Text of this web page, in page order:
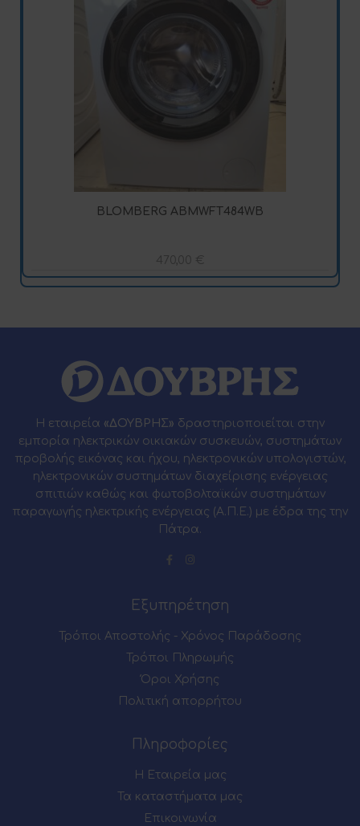
BLOMBERG ABMWFT484WB
470,00 €
Η εταιρεία «ΔΟΥΒΡΗΣ» δραστηριοποιείται στην
εμπορία ηλεκτρικών οικιακών συσκευών, συστημάτων
προβολής εικόνας και ήχου, ηλεκτρονικών υπολογιστών,
ηλεκτρονικών συστημάτων διαχείρισης ενέργειας
σπιτιών καθώς και φωτοβολταϊκών συστημάτων
παραγωγής ηλεκτρικής ενέργειας (Α.Π.Ε.) με έδρα της την
Πάτρα.
Εξυπηρέτηση
Τρόποι Αποστολής - Χρόνος Παράδοσης
Τρόποι Πληρωμής
Όροι Χρήσης
Πολιτική απορρήτου
Πληροφορίες
Η Εταιρεία μας
Τα καταστήματα μας
Επικοινωνία